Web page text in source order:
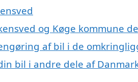
og Køge kommune
af bil i de
bil i andre dele af